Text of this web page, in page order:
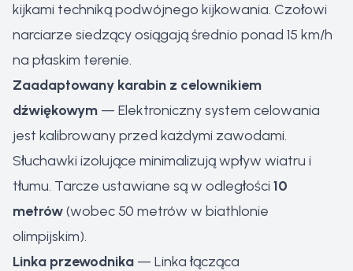
kijkami techniką podwójnego kijkowania. Czołowi
narciarze siedzący osiągają średnio ponad 15 km/h
na płaskim terenie.
Zaadaptowany karabin z celownikiem
dźwiękowym — Elektroniczny system celowania
jest kalibrowany przed każdymi zawodami.
Słuchawki izolujące minimalizują wpływ wiatru i
tłumu. Tarcze ustawiane są w odległości10
metrów(wobec 50 metrów w biathlonie
olimpijskim).
Linka przewodnika — Linka łącząca